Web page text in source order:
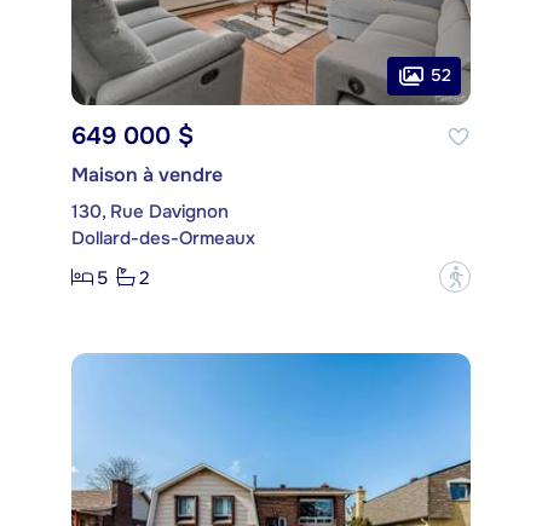
52
649 000 $
Maison à vendre
130, Rue Davignon
Dollard-des-Ormeaux
5
2 ?